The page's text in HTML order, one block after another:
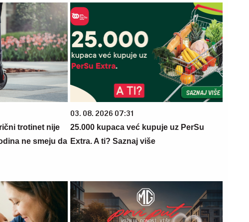
trotinet nije
ne smeju da
03. 08. 2026 07:31
25.000 kupaca već kupuje uz PerSu
Extra. A ti? Saznaj više